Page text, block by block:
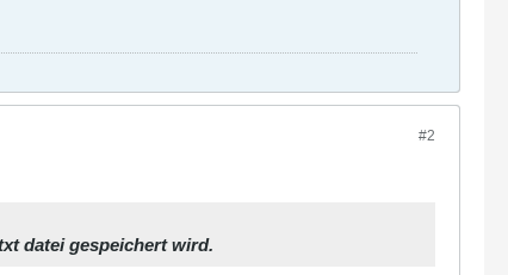
#2
datei gespeichert wird.